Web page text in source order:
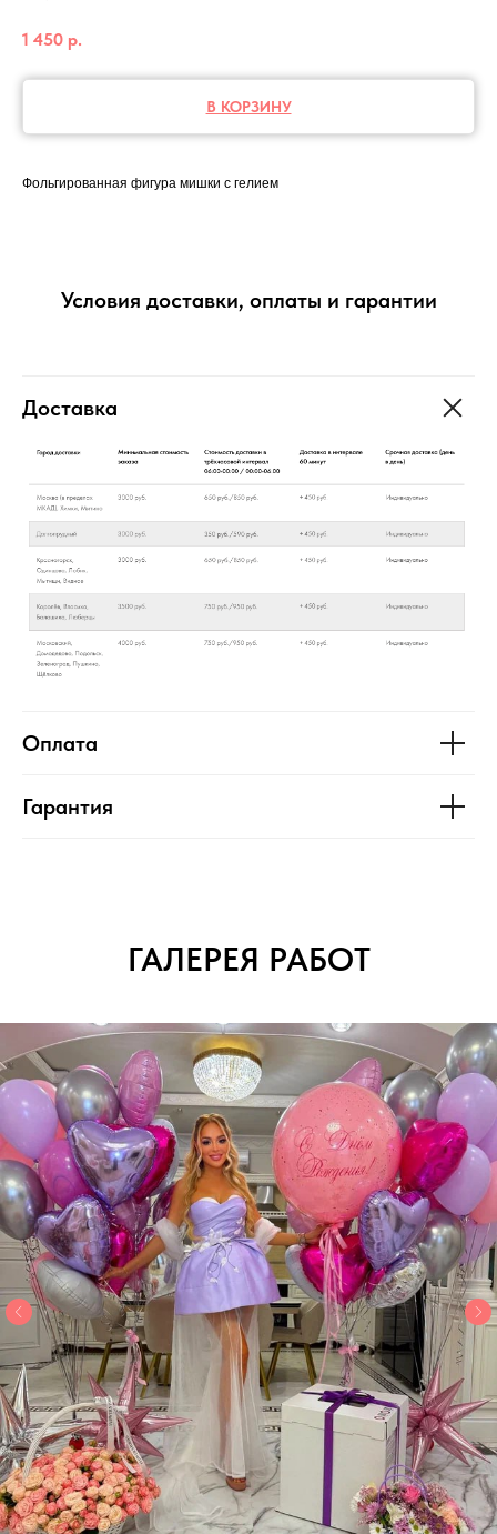
1 450 р.
В КОРЗИНУ
Фольгированная фигура мишки с гелием
Условия доставки, оплаты и гарантии
Доставка
Оплата
Гарантия
ГАЛЕРЕЯ РАБОТ